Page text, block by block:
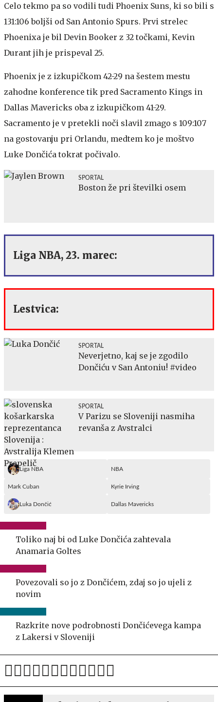
Celo tekmo pa so vodili tudi Phoenix Suns, ki so bili s
131:106 boljši od San Antonio Spurs. Prvi strelec
Phoenixa je bil Devin Booker z 32 točkami, Kevin
Durant jih je prispeval 25.
Phoenix je z izkupičkom 42-29 na šestem mestu
zahodne konference tik pred Sacramento Kings in
Dallas Mavericks oba z izkupičkom 41-29.
Sacramento je v pretekli noči slavil zmago s 109:107
na gostovanju pri Orlandu, medtem ko je moštvo
Luke Dončića tokrat počivalo.
SPORTAL
Boston že pri številki osem
Liga NBA, 23. marec:
Lestvica:
SPORTAL
Neverjetno, kaj se je zgodilo
Dončiću v San Antoniu! #video
SPORTAL
V Parizu se Sloveniji nasmiha
revanša z Avstralci
Liga NBA NBA
Mark Cuban Kyrie Irving
Luka Dončić Dallas Mavericks
Toliko naj bi od Luke Dončića zahtevala
Anamaria Goltes
Povezovali so jo z Dončićem, zdaj so jo ujeli z
novim
Razkrite nove podrobnosti Dončićevega kampa
z Lakersi v Sloveniji